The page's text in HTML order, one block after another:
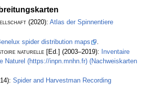
(2020): Atlas der Spinnentiere
spider distribution maps
naturelle [Ed.] (2003–2019):
Inventaire
Naturel (https://inpn.mnhn.fr) (Nachweiskarten
Spider and Harvestman Recording